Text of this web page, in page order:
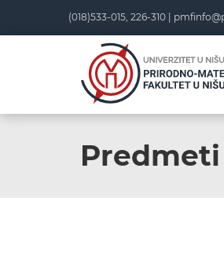
(018)533-015, 226-310 |
Predmeti